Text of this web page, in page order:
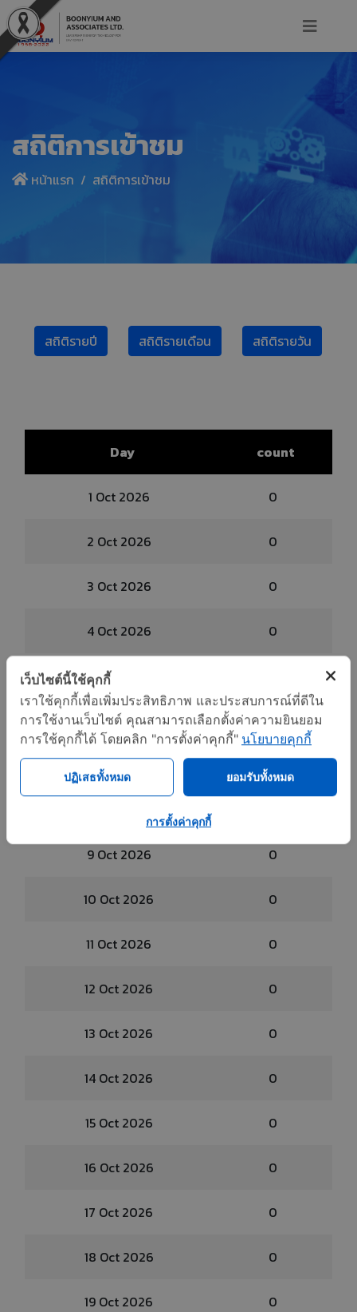
สถิติการเข้าชม
หน้าแรก สถิติการเข้าชม
สถิติรายปี สถิติรายเดือน สถิติรายวัน
Day count
1 Oct 2026 0
2 Oct 2026 0
3 Oct 2026 0
4 Oct 2026 0
5 Oct 2026
6 Oct 2026 0
7 Oct 2026 0
9 Oct 2026 0
10 Oct 2026 0
11 Oct 2026 0
12 Oct 2026 0
13 Oct 2026 0
14 Oct 2026 0
15 Oct 2026 0
16 Oct 2026 0
17 Oct 2026 0
18 Oct 2026 0
19 Oct 2026 0
เว็บไซต์นี้ใช้คุกกี้
เราใช้คุกกี้เพื่อเพิ่มประสิทธิภาพ และประสบการณ์ที่ดีใน
การใช้งานเว็บไซต์ คุณสามารถเลือกตั้งค่าความยินยอม
การใช้คุกกี้ได้ โดยคลิก "การตั้งค่าคุกกี้" นโยบายคุกกี้
ปฏิเสธทั้งหมด ยอมรับทั้งหมด
การตั้งค่าคุกกี้